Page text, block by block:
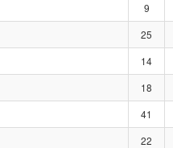
9
25
14
18
41
22